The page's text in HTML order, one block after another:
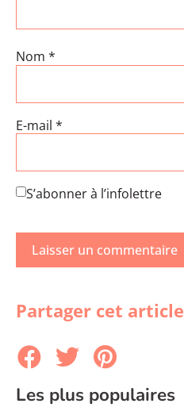
Nom *
E-mail *
S’abonner à l’infolettre
Partager cet article
Les plus populaires